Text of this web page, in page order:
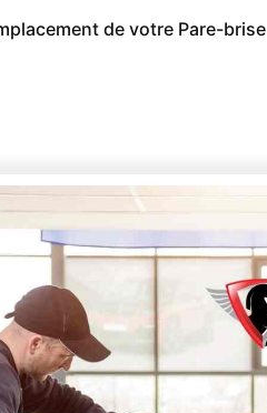
de votre Pare-brise